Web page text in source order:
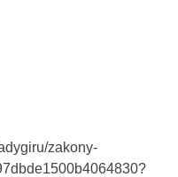
zakony-